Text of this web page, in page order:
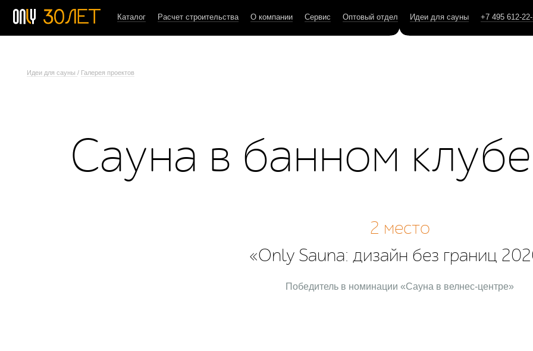
Каталог Расчет строительства О компании Сервис Оптовый отдел Идеи для сауны +7 495 612-
Идеи для сауны / Галерея проектов
Сауна в банном
2 место
«Only Sauna: дизайн без границ
Победитель в номинации «Сауна в велнес-центре»